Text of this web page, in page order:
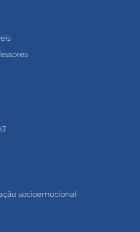
socioemocional